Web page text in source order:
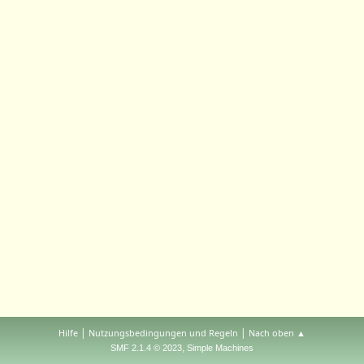
Hilfe | Nutzungsbedingungen und Regeln | Nach oben ▲
SMF 2.1.4 © 2023, Simple Machines